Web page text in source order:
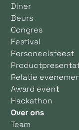
Diner
Beurs
Congres
Festival
Personeelsfeest
Relatie
Award event
Hackathon
Over ons
Team